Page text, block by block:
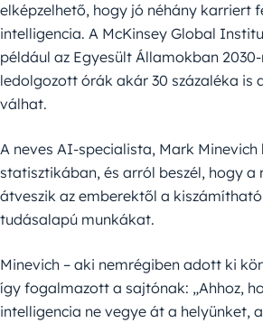
elképzelhető, hogy jó néhány karriert
intelligencia. A McKinsey Global
például az Egyesült Államokban
ledolgozott órák akár 30 százaléka is
válhat.
A neves AI-specialista, Mark Minevich
statisztikában, és arról beszél, hogy
átveszik az emberektől a
tudásalapú munkákat.
Minevich – aki nemrégiben adott ki
így fogalmazott a sajtónak: „Ahhoz,
intelligencia ne vegye át a helyünket,